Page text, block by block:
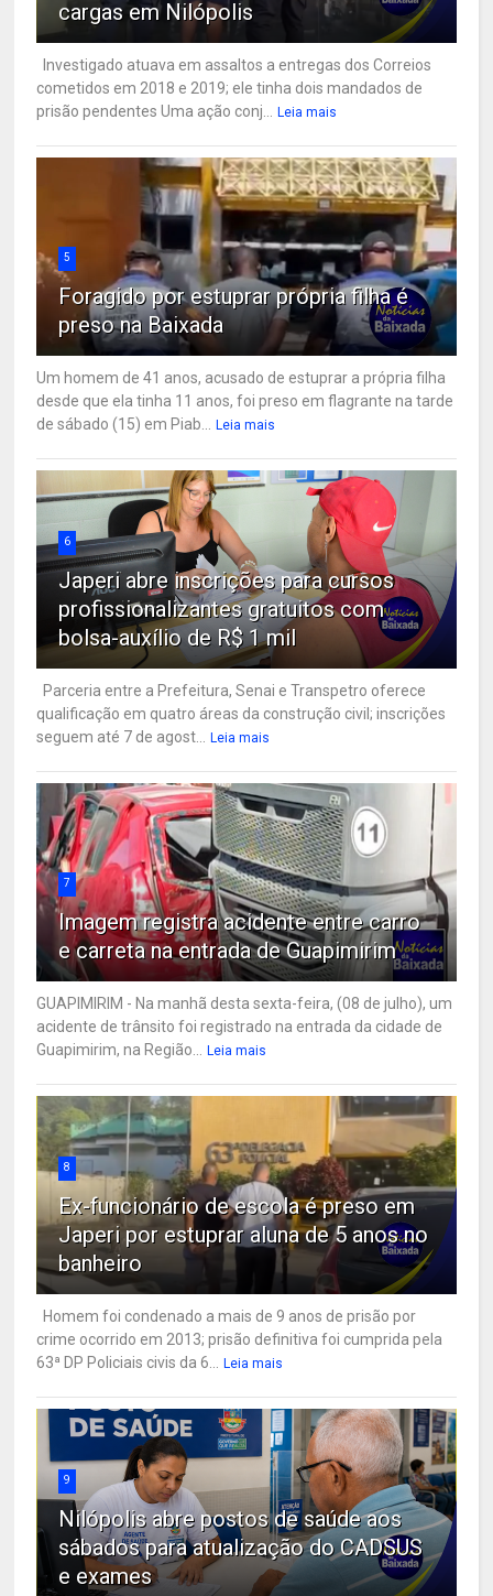
cargas em Nilópolis
Investigado atuava em assaltos a entregas dos Correios
cometidos em 2018 e 2019; ele tinha dois mandados de
prisão pendentes Uma ação conj... Leia mais
5
Foragido por estuprar própria filha é
preso na Baixada
Um homem de 41 anos, acusado de estuprar a própria filha
desde que ela tinha 11 anos, foi preso em flagrante na tarde
de sábado (15) em Piab... Leia mais
6
Japeri abre inscrições para cursos
profissionalizantes gratuitos com
bolsa-auxílio de R$ 1 mil
Parceria entre a Prefeitura, Senai e Transpetro oferece
qualificação em quatro áreas da construção civil; inscrições
seguem até 7 de agost... Leia mais
7
Imagem registra acidente entre carro
e carreta na entrada de Guapimirim
GUAPIMIRIM - Na manhã desta sexta-feira, (08 de julho), um
acidente de trânsito foi registrado na entrada da cidade de
Guapimirim, na Região... Leia mais
8
Ex-funcionário de escola é preso em
Japeri por estuprar aluna de 5 anos no
banheiro
Homem foi condenado a mais de 9 anos de prisão por
crime ocorrido em 2013; prisão definitiva foi cumprida pela
63ª DP Policiais civis da 6... Leia mais
9
Nilópolis abre postos de saúde aos
sábados para atualização do CADSUS
e exames